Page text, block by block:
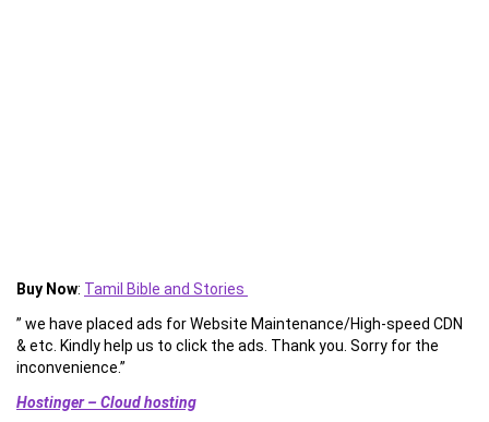
Buy Now: Tamil Bible and Stories
” we have placed ads for Website Maintenance/High-speed CDN
& etc. Kindly help us to click the ads. Thank you. Sorry for the
inconvenience.”
Hostinger – Cloud hosting